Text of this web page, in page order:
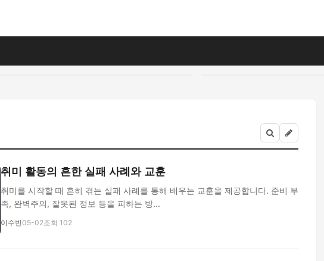
취미 활동의 흔한 실패 사례와 교훈
취미를 시작할 때 흔히 겪는 실패 사례를 통해 배우는 교훈을 제공합니다. 준비 부
족, 완벽주의, 잘못된 정보 등을 피하는 방...
이수빈05-02조회 102